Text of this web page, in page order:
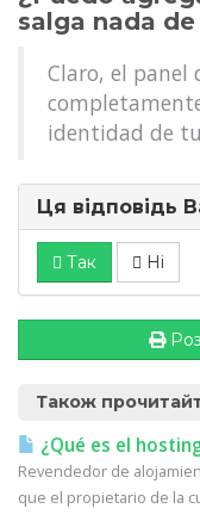
salga nada
Claro, el panel
identidad de
Ця відповідь
Так Ні
Також
¿Qué es el
Revendedor de
que el propietario de la